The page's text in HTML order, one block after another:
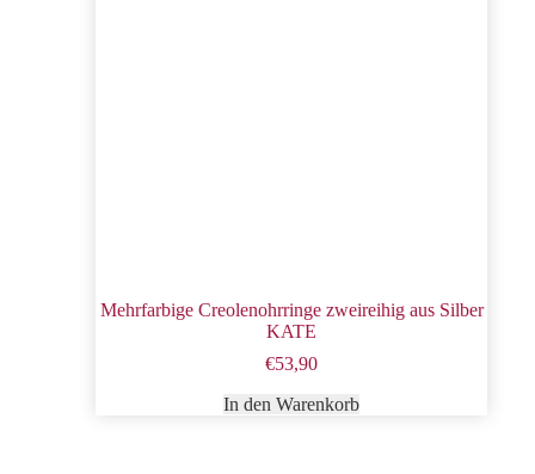
Mehrfarbige Creolenohrringe zweireihig aus Silber
KATE
€53,90
In den Warenkorb